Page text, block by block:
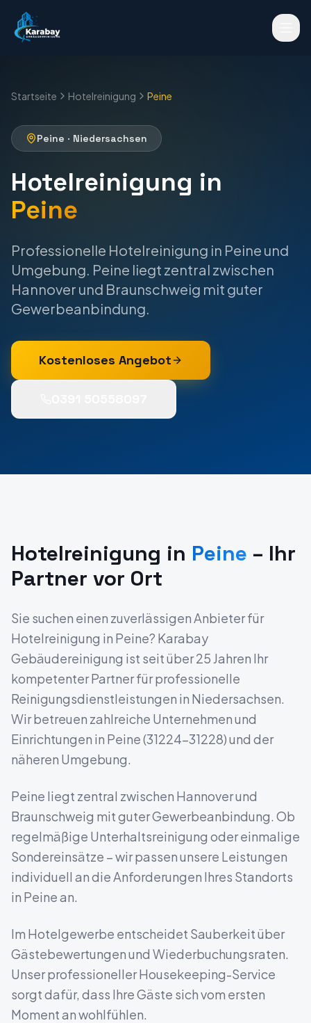
Startseite Hotelreinigung Peine
Peine · Niedersachsen
Hotelreinigung in
Peine
Professionelle Hotelreinigung in Peine und
Umgebung. Peine liegt zentral zwischen
Hannover und Braunschweig mit guter
Gewerbeanbindung.
Kostenloses Angebot
Hotelreinigung in Peine – Ihr
Partner vor Ort
Sie suchen einen zuverlässigen Anbieter für
Hotelreinigung in Peine? Karabay
Gebäudereinigung ist seit über 25 Jahren Ihr
kompetenter Partner für professionelle
Reinigungsdienstleistungen in Niedersachsen.
Wir betreuen zahlreiche Unternehmen und
Einrichtungen in Peine(31224-31228) und der
näheren Umgebung.
Peine liegt zentral zwischen Hannover und
Braunschweig mit guter Gewerbeanbindung. Ob
regelmäßige Unterhaltsreinigung oder einmalige
Sondereinsätze – wir passen unsere Leistungen
individuell an die Anforderungen Ihres Standorts
in Peinean.
Im Hotelgewerbe entscheidet Sauberkeit über
Gästebewertungen und Wiederbuchungsraten.
Unser professioneller Housekeeping-Service
sorgt dafür, dass Ihre Gäste sich vom ersten
Moment an wohlfühlen.